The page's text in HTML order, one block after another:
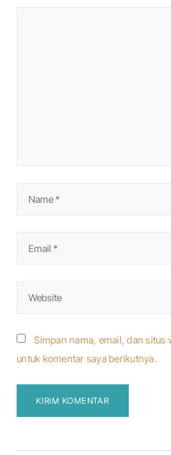
Simpan nama, email, dan situs
untuk komentar saya berikutnya.